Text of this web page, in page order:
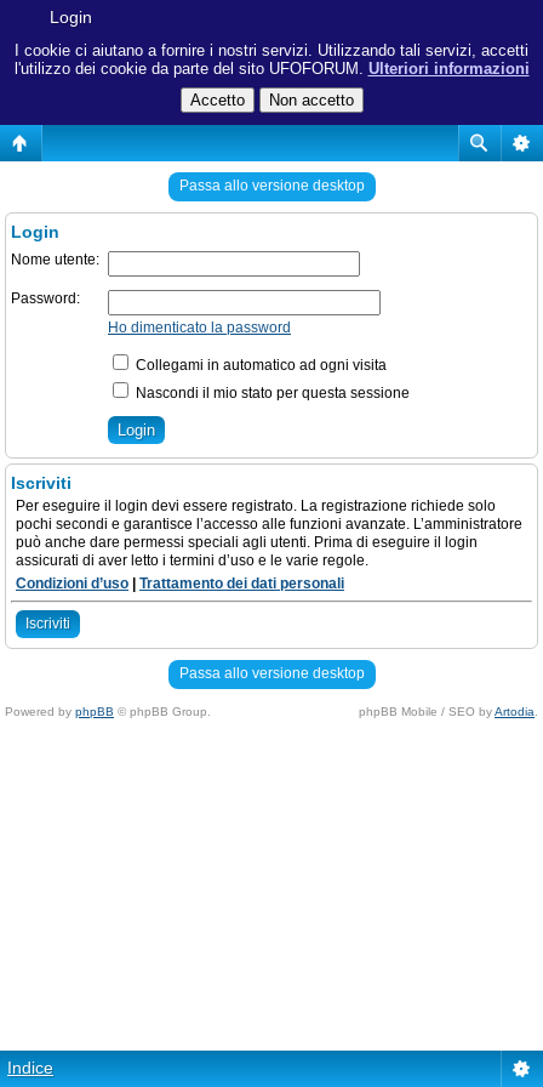
I cookie ci aiutano a fornire i nostri servizi. Utilizzando tali servizi, accetti
l'utilizzo dei cookie da parte del sito UFOFORUM. Ulteriori informazioni
Login
Passa allo versione desktop
Login
Nome utente:
Password:
Ho dimenticato la password
Collegami in automatico ad ogni visita
Nascondi il mio stato per questa sessione
Iscriviti
Per eseguire il login devi essere registrato. La registrazione richiede solo
pochi secondi e garantisce l’accesso alle funzioni avanzate. L’amministratore
può anche dare permessi speciali agli utenti. Prima di eseguire il login
assicurati di aver letto i termini d’uso e le varie regole.
Condizioni d’uso
Trattamento dei dati personali
Iscriviti
Passa allo versione desktop
Powered by phpBB © phpBB Group. phpBB Mobile / SEO byArtodia
Indice